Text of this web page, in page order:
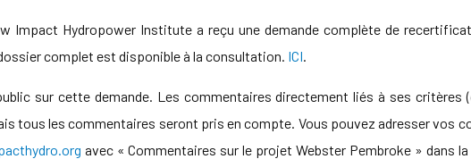
Impact Hydropower Institute a reçu une demande complète de
complet est disponible à la consultation. ICI.
sur cette demande. Les commentaires directement liés à ses critères
tous les commentaires seront pris en compte. Vous pouvez adresser vos
avec « Commentaires sur le projet Webster Pembroke » dans